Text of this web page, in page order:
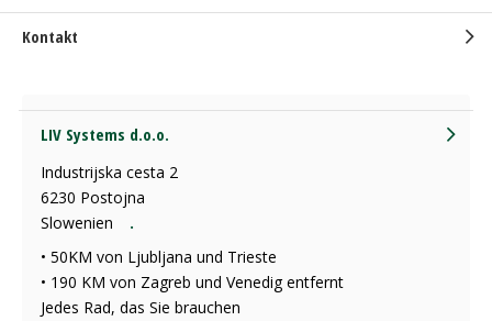
Kontakt
LIV Systems d.o.o.
Industrijska cesta 2
6230 Postojna
Slowenien
.
• 50KM von Ljubljana und Trieste
• 190 KM von Zagreb und Venedig entfernt
Jedes Rad, das Sie brauchen